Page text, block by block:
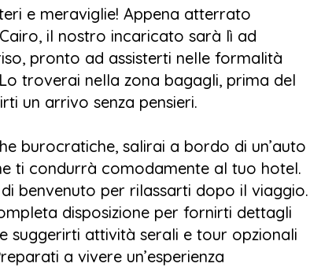
atmosfera locale.
straordinaria crociera sul Nilo. Dopo un
nave di lusso, pronta a svelarti le
la Diga Alta, il misteriosoObelisco
sul Nilo offerte, esplorerai i
la grandiosità diKarnake Tempio di
partecipare a un’escursione adAbu
e meraviglie! Appena atterrato
il nostro incaricato sarà lì ad
pronto ad assisterti nelle formalità
troverai nella zona bagagli, prima del
un arrivo senza pensieri.
burocratiche, salirai a bordo di un’auto
ti condurrà comodamente al tuo hotel.
benvenuto per rilassarti dopo il viaggio.
disposizione per fornirti dettagli
suggerirti attività serali e tour opzionali
a vivere un’esperienza